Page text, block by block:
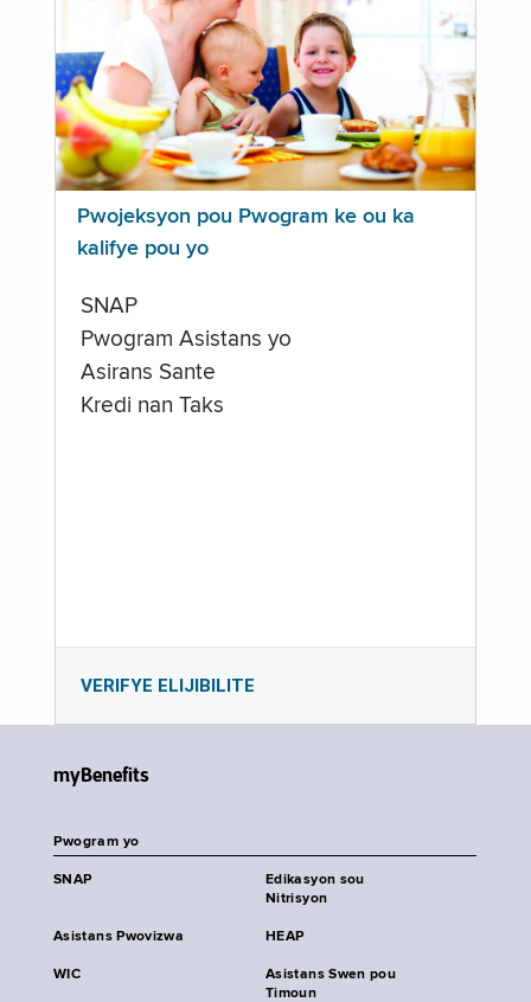
Pwojeksyon pou Pwogram ke ou ka
kalifye pou yo
SNAP
Pwogram Asistans yo
Asirans Sante
Kredi nan Taks
VERIFYE ELIJIBILITE
myBenefits
Pwogram yo
SNAP
Edikasyon sou
Nitrisyon
Asistans Pwovizwa HEAP
WIC
Asistans Swen pou
Timoun